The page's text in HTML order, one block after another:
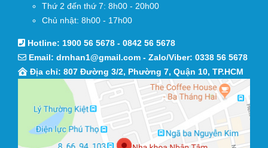
Thứ 2 đến thứ 7: 8h00 - 20h00
Chủ nhật: 8h00 - 17h00
Hotline: 1900 56 5678 - 0842 56 5678
Email: drnhan1@gmail.com - Zalo/Viber: 0338 56 5678
Địa chỉ: 807 Đường 3/2, Phường 7, Quận 10, TP.HCM